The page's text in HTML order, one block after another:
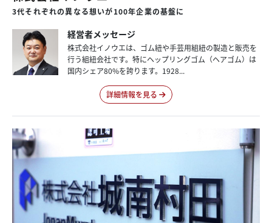
3代それぞれの異なる想いが100年企業の基盤に
経営者メッセージ
株式会社イノウエは、ゴム紐や手芸用組紐の製造と販売を
行う組紐会社です。特にヘップリングゴム（ヘアゴム）は
国内シェア80%を誇ります。1928...
詳細情報を見る